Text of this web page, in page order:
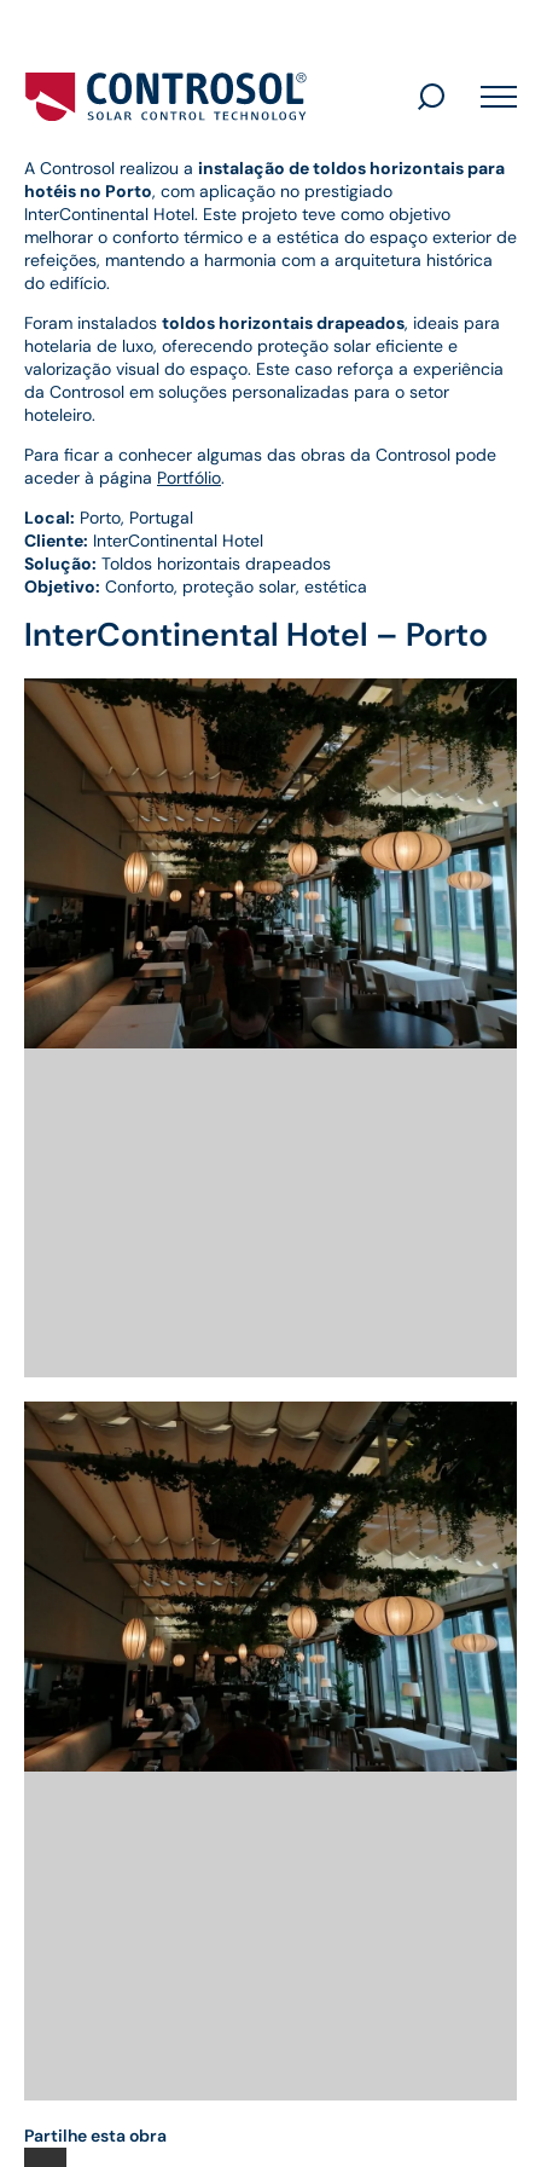
Search
InterContinental Hotel – Porto
A Controsol realizou a instalação de toldos horizontais para
hotéis no Porto, com aplicação no prestigiado
InterContinental Hotel. Este projeto teve como objetivo
melhorar o conforto térmico e a estética do espaço exterior de
refeições, mantendo a harmonia com a arquitetura histórica
do edifício.
Foram instalados toldos horizontais drapeados, ideais para
hotelaria de luxo, oferecendo proteção solar eficiente e
valorização visual do espaço. Este caso reforça a experiência
da Controsol em soluções personalizadas para o setor
hoteleiro.
Para ficar a conhecer algumas das obras da Controsol pode
aceder à página Portfólio.
Local: Porto, Portugal
Cliente: InterContinental Hotel
Solução: Toldos horizontais drapeados
Objetivo: Conforto, proteção solar, estética
Partilhe esta obra